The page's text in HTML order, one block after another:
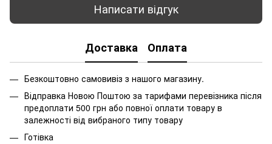
Написати відгук
Доставка Оплата
Безкоштовно самовивіз з нашого магазину.
Відправка Новою Поштою за тарифами перевізника після
предоплати 500 грн або повної оплати товару в
залежності від вибраного типу товару
Готівка